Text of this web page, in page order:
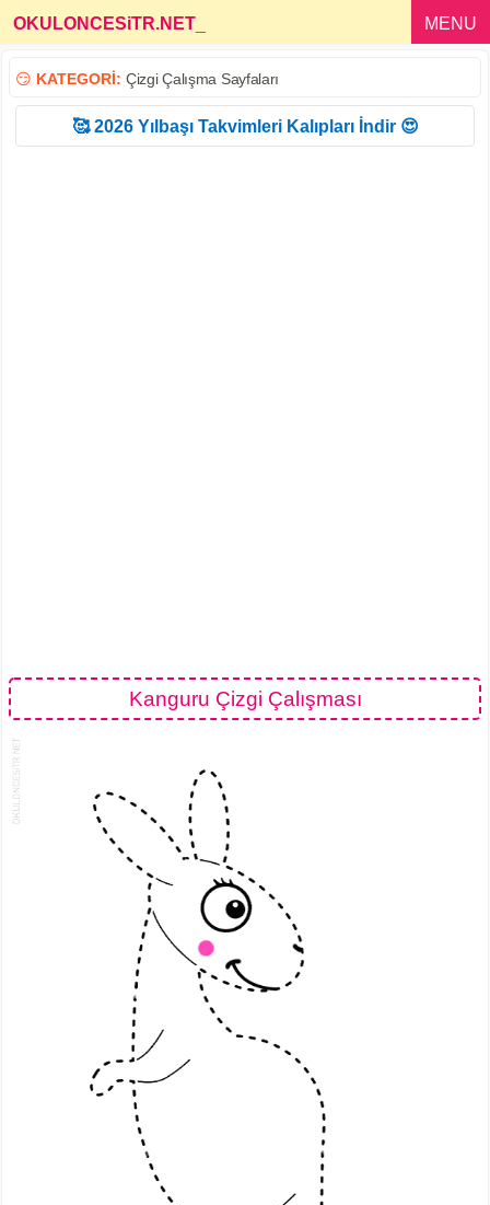
OKULONCESiTR.NET MENU
😏 KATEGORİ: Çizgi Çalışma Sayfaları
🥰 2026 Yılbaşı Takvimleri Kalıpları İndir 😍
Kanguru Çizgi Çalışması